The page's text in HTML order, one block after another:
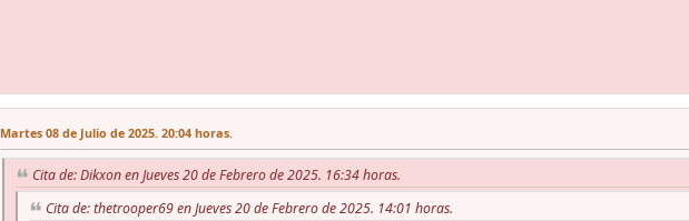
Martes 08 de Julio de 2025. 20:04 horas.
Cita de: Dikxon en Jueves 20 de Febrero de 2025. 16:34 horas.
Cita de: thetrooper69 en Jueves 20 de Febrero de 2025. 14:01 horas.